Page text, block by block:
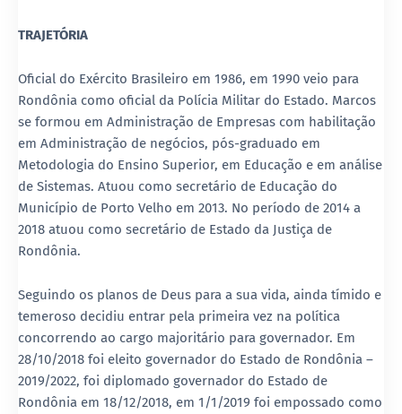
TRAJETÓRIA
Oficial do Exército Brasileiro em 1986, em 1990 veio para
Rondônia como oficial da Polícia Militar do Estado. Marcos
se formou em Administração de Empresas com habilitação
em Administração de negócios, pós-graduado em
Metodologia do Ensino Superior, em Educação e em análise
de Sistemas. Atuou como secretário de Educação do
Município de Porto Velho em 2013. No período de 2014 a
2018 atuou como secretário de Estado da Justiça de
Rondônia.
Seguindo os planos de Deus para a sua vida, ainda tímido e
temeroso decidiu entrar pela primeira vez na política
concorrendo ao cargo majoritário para governador. Em
28/10/2018 foi eleito governador do Estado de Rondônia –
2019/2022, foi diplomado governador do Estado de
Rondônia em 18/12/2018, em 1/1/2019 foi empossado como